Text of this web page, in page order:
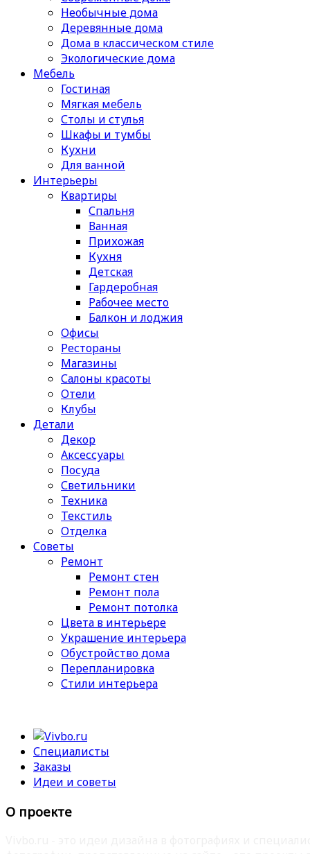
Необычные дома
Деревянные дома
Дома в классическом стиле
Экологические дома
Мебель
Гостиная
Мягкая мебель
Столы и стулья
Шкафы и тумбы
Кухни
Для ванной
Интерьеры
Квартиры
Спальня
Ванная
Прихожая
Кухня
Детская
Гардеробная
Рабочее место
Балкон и лоджия
Офисы
Рестораны
Магазины
Салоны красоты
Отели
Клубы
Детали
Декор
Аксессуары
Посуда
Светильники
Техника
Текстиль
Отделка
Советы
Ремонт
Ремонт стен
Ремонт пола
Ремонт потолка
Цвета в интерьере
Украшение интерьера
Обустройство дома
Перепланировка
Стили интерьера
Специалисты
Заказы
Идеи и советы
О проекте